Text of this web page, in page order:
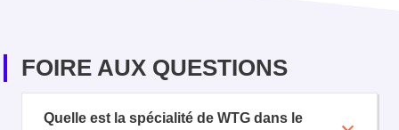
FOIRE AUX QUESTIONS
Quelle est la spécialité de WTG dans le